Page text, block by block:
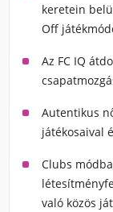
keretein
Off
Az FC IQ
Autentikus
játékosaival
Clubs
való közös